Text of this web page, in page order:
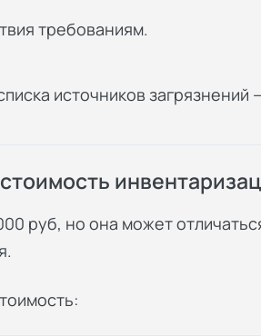
требованиям.
источников
руб, но она может